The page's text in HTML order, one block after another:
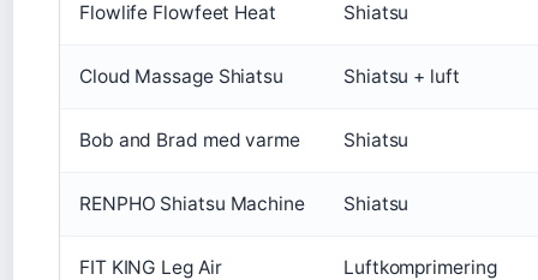
Flowlife Flowfeet Heat Shiatsu
Cloud Massage Shiatsu Shiatsu + luft
Bob and Brad med varme Shiatsu
RENPHO Shiatsu Machine Shiatsu
FIT KING Leg Air Luftkomprimering